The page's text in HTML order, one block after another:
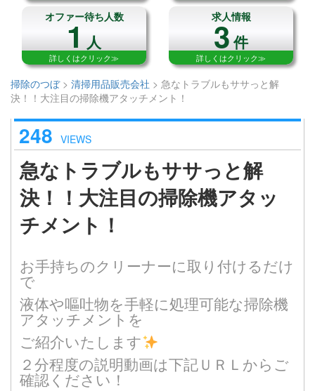
オファー待ち人数
1人
詳しくはクリック≫
求人情報
3件
詳しくはクリック≫
掃除のつぼ> 清掃用品販売会社 > 急なトラブルもササっと解
決！！大注目の掃除機アタッチメント！
248 VIEWS
急なトラブルもササっと解
決！！大注目の掃除機アタッ
チメント！
お手持ちのクリーナーに取り付けるだけ
で
液体や嘔吐物を手軽に処理可能な掃除機
アタッチメントを
ご紹介いたします
２分程度の説明動画は下記ＵＲＬからご
確認ください！